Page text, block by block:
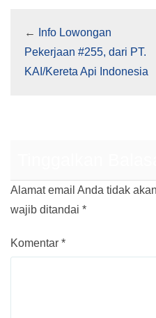
←
Info Lowongan
Pekerjaan #255, dari PT.
KAI/Kereta Api Indonesia
Alamat email Anda tidak
wajib ditandai *
Komentar *